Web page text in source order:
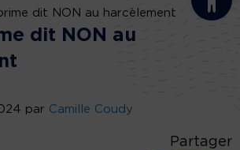
dit NON au harcèlement
dit NON au
par Camille Coudy
Partager